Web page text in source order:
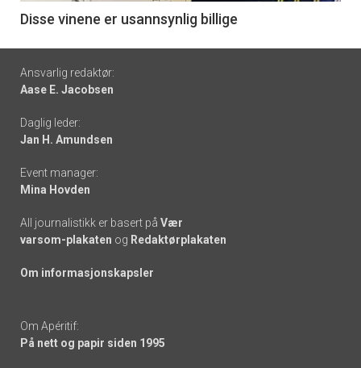
6
Disse vinene er usannsynlig billige
Footer
-
links
Ansvarlig redaktør:
Aase E. Jacobsen
Daglig leder:
Jan H. Amundsen
Event manager:
Mina Hovden
All journalistikk er basert på Vær
varsom-plakaten og Redaktørplakaten
Om informasjonskapsler
Om Apéritif:
På nett og papir siden 1995